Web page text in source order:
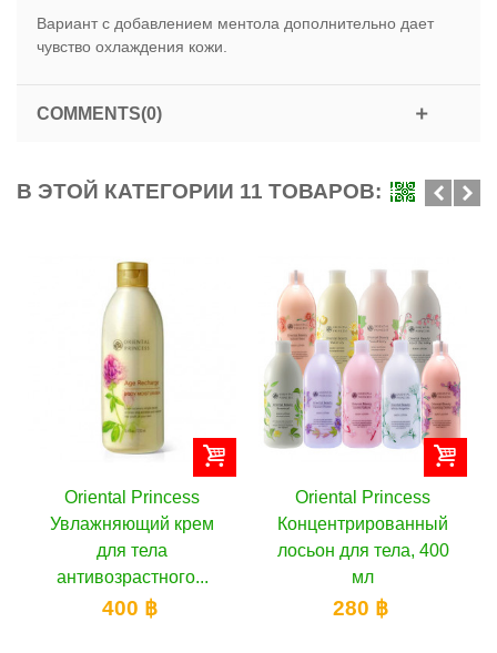
Вариант с добавлением ментола дополнительно дает
чувство охлаждения кожи.
COMMENTS(0)
В ЭТОЙ КАТЕГОРИИ 11 ТОВАРОВ:
Oriental Princess
Концентрированный
лосьон для тела, 400
мл
Oriental Princess
Увлажняющий
для тела